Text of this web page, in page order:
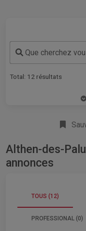
Que cherchez
Total: 12 résultats
Althen-des-
annonces
TOUS (12)
PROFESSIONAL (0)